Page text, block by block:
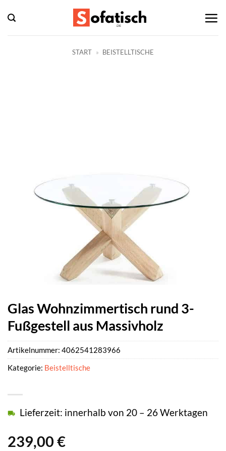
Inhalt
springen
START » BEISTELLTISCHE
Glas Wohnzimmertisch rund 3-
Fußgestell aus Massivholz
239,00 €
Lieferzeit: innerhalb von 20 – 26 Werktagen
Artikelnummer: 4062541283966
Kategorie: Beistelltische